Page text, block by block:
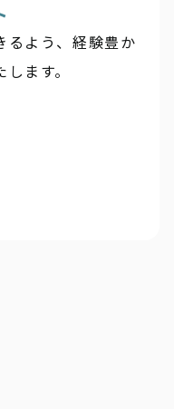
るよう、経験豊か
ます。